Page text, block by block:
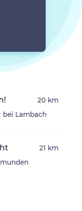
bei Lambach
20 km
21 km